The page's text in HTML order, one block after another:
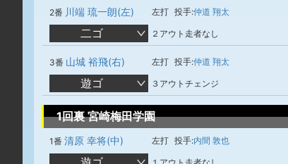
2番 川端 琉一朗(左) 左打 投手:仲道 翔太
二ゴ ２アウト走者なし
3番 山城 裕飛(右) 左打 投手:仲道 翔太
遊ゴ ３アウトチェンジ
1回裏 宮崎梅田学園
1番 清原 幸将(中) 左打 投手:内間 敦也